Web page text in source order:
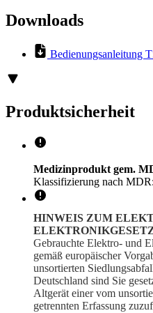
Downloads
Bedienungsanleitung
Produktsicherheit
Medizinprodukt gem.
Klassifizierung nach MDR:
HINWEIS ZUM
Gebrauchte Elektro- und
gemäß europäischer
unsortierten
Deutschland sind Sie
Altgerät einer vom
getrennten Erfassung